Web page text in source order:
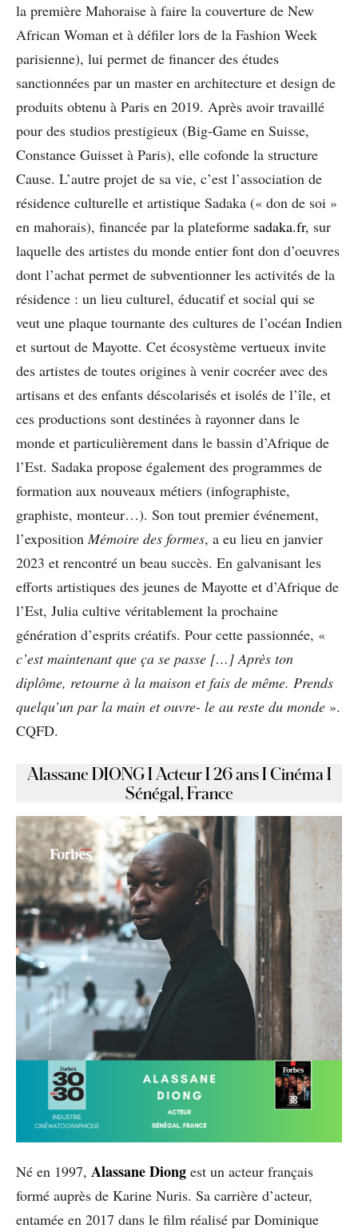
la première Mahoraise à faire la couverture de New
African Woman et à défiler lors de la Fashion Week
parisienne), lui permet de financer des études
sanctionnées par un master en architecture et design de
produits obtenu à Paris en 2019. Après avoir travaillé
pour des studios prestigieux (Big-Game en Suisse,
Constance Guisset à Paris), elle cofonde la structure
Cause. L’autre projet de sa vie, c’est l’association de
résidence culturelle et artistique Sadaka (« don de soi »
en mahorais), financée par la plateforme sadaka.fr, sur
laquelle des artistes du monde entier font don d’oeuvres
dont l’achat permet de subventionner les activités de la
résidence : un lieu culturel, éducatif et social qui se
veut une plaque tournante des cultures de l’océan Indien
et surtout de Mayotte. Cet écosystème vertueux invite
des artistes de toutes origines à venir cocréer avec des
artisans et des enfants déscolarisés et isolés de l’île, et
ces productions sont destinées à rayonner dans le
monde et particulièrement dans le bassin d’Afrique de
l’Est. Sadaka propose également des programmes de
formation aux nouveaux métiers (infographiste,
graphiste, monteur…). Son tout premier événement,
l’expositionMémoire des formes, a eu lieu en janvier
2023 et rencontré un beau succès. En galvanisant les
efforts artistiques des jeunes de Mayotte et d’Afrique de
l’Est, Julia cultive véritablement la prochaine
génération d’esprits créatifs. Pour cette passionnée, «
c’est maintenant que ça se passe […] Après ton
diplôme, retourne à la maison et fais de même. Prends
quelqu’un par la main et ouvre- le au reste du monde ».
CQFD.
Alassane DIONG I Acteur I 26 ans I Cinéma I
Sénégal, France
Né en 1997, Alassane Diong est un acteur français
formé auprès de Karine Nuris. Sa carrière d’acteur,
entamée en 2017 dans le film réalisé par Dominique